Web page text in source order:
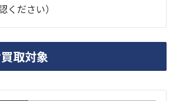
：お問合せください
SONY
ください）
取対象